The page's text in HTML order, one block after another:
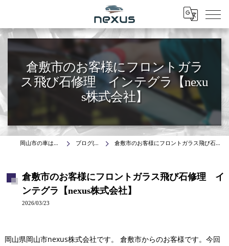
Menu
倉敷市のお客様にフロントガラ
ス飛び石修理 インテグラ【nexu
s株式会社】
岡山市の車はnexus株式会社 ブログ(施工事例) 倉敷市のお客様にフロントガラス飛び石修理 インテグラ【nexus株式会社】
倉敷市のお客様にフロントガラス飛び石修理 イ
ンテグラ【nexus株式会社】
2026/03/23
岡山県岡山市nexus株式会社です。 倉敷市からのお客様です。今回